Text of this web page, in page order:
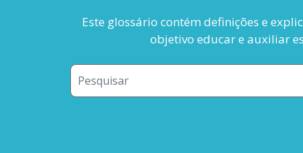
Este glossário contém definições e
objetivo educar e auxiliar